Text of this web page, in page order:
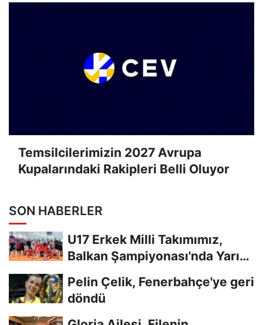
Temsilcilerimizin 2027 Avrupa
Kupalarındaki Rakipleri Belli Oluyor
SON HABERLER
U17 Erkek Milli Takımımız,
Balkan Şampiyonası'nda Yarı
Pelin Çelik, Fenerbahçe'ye geri
döndü